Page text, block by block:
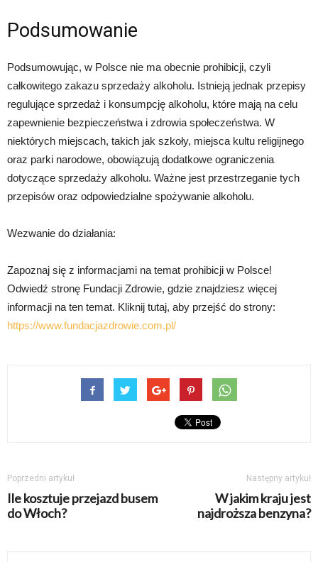
Podsumowanie
Podsumowując, w Polsce nie ma obecnie prohibicji, czyli
całkowitego zakazu sprzedaży alkoholu. Istnieją jednak przepisy
regulujące sprzedaż i konsumpcję alkoholu, które mają na celu
zapewnienie bezpieczeństwa i zdrowia społeczeństwa. W
niektórych miejscach, takich jak szkoły, miejsca kultu religijnego
oraz parki narodowe, obowiązują dodatkowe ograniczenia
dotyczące sprzedaży alkoholu. Ważne jest przestrzeganie tych
przepisów oraz odpowiedzialne spożywanie alkoholu.
Wezwanie do działania:
Zapoznaj się z informacjami na temat prohibicji w Polsce!
Odwiedź stronę Fundacji Zdrowie, gdzie znajdziesz więcej
informacji na ten temat. Kliknij tutaj, aby przejść do strony:
https://www.fundacjazdrowie.com.pl/
Poprzedni artykuł
Ile kosztuje przejazd busem
do Włoch?
Następny artykuł
W jakim kraju jest
najdroższa benzyna?